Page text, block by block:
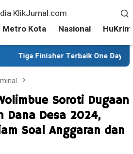
Metro Kota Nasional HuKrim
Tiga Finisher Terbaik One Day Trail
Soroti Dugaan
Dana Desa 2024,
Soal Anggaran dan